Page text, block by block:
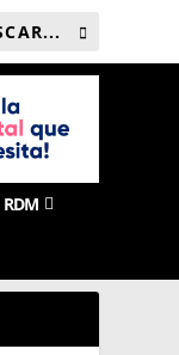
RDM